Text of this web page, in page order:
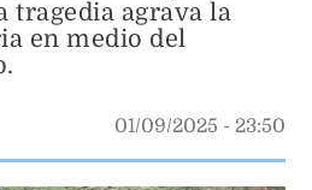
tragedia agrava la
en medio del
01/09/2025 - 23:50